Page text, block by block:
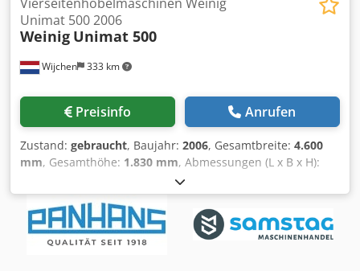
Wijchen 333 km
Unimat 500 2006
Weinig Unimat 500
Preisinfo Anrufen
Zustand: gebraucht, Baujahr: 2006, Gesamtbreite: 4.600
mm, Gesamthöhe: 1.830 mm, Abmessungen (L x B x H):
217 x 460 x 183 cm Preis: Auf Anfrage - Baujahr: 2006 -
Dokumentation verfügbar: Nein - CE-Kennzeichnung
vorhanden: Ja - CE-Zertifikat vorhanden: Nein -
Seriennummer: 107402 - Anzahl der Spindeln [Stk.]: 7 - └
Spindel 1: - - Spindeldurchmesser [mm]: 40 - └ Spindel 2: -